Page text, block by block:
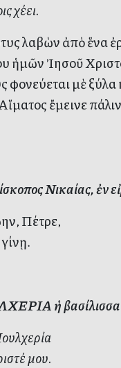
χέει.
λαβὼν ἀπὸ ἕνα
ἡμῶν Ἰησοῦ
μὲ ξύλα
ἔμεινε
Νικαίας, ἐν
Πέτρε,
ἡ βασίλισσα
μου.